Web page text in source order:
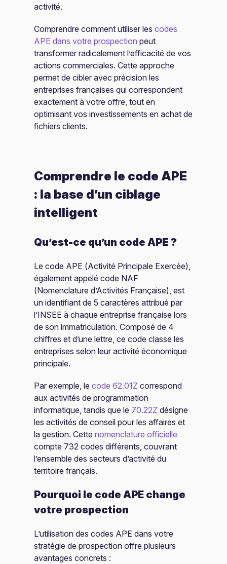
activité.
Comprendre comment utiliser les codes
APE dans votre prospection peut
transformer radicalement l’efficacité de vos
actions commerciales. Cette approche
permet de cibler avec précision les
entreprises françaises qui correspondent
exactement à votre offre, tout en
optimisant vos investissements en achat de
fichiers clients.
Comprendre le code APE
: la base d’un ciblage
intelligent
Qu’est-ce qu’un code APE ?
Le code APE (Activité Principale Exercée),
également appelé code NAF
(Nomenclature d’Activités Française), est
un identifiant de 5 caractères attribué par
l’INSEE à chaque entreprise française lors
de son immatriculation. Composé de 4
chiffres et d’une lettre, ce code classe les
entreprises selon leur activité économique
principale.
Par exemple, le code 62.01Z correspond
aux activités de programmation
informatique, tandis que le 70.22Z désigne
les activités de conseil pour les affaires et
la gestion. Cette nomenclature officielle
compte 732 codes différents, couvrant
l’ensemble des secteurs d’activité du
territoire français.
Pourquoi le code APE change
votre prospection
L’utilisation des codes APE dans votre
stratégie de prospection offre plusieurs
avantages concrets :